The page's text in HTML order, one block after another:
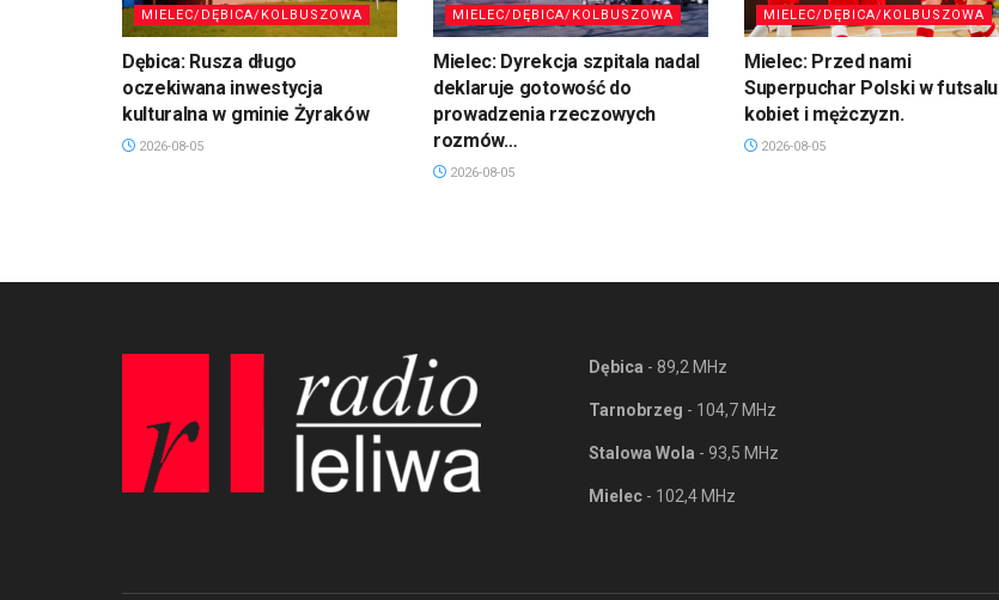
MIELEC/DĘBICA/KOLBUSZOWA
Dębica: Rusza długo
oczekiwana inwestycja
kulturalna w gminie Żyraków
2026-08-05
MIELEC/DĘBICA/KOLBUSZOWA
Mielec: Dyrekcja szpitala nadal
deklaruje gotowość do
prowadzenia rzeczowych
rozmów…
2026-08-05
MIELEC/DĘBICA/KOLBUSZOWA
Mielec: Przed nami
Superpuchar Polski w futsalu
kobiet i mężczyzn.
2026-08-05
Dębica - 89,2 MHz
Tarnobrzeg - 104,7 MHz
Stalowa Wola - 93,5 MHz
Mielec - 102,4 MHz